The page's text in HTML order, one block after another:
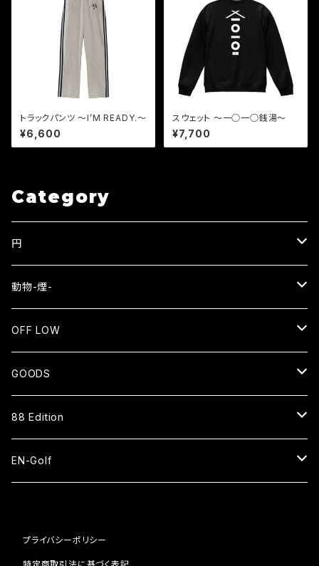
トラックパンツ 〜I’M READY.〜
¥6,600
スウェット 〜一○一○銭湯〜
¥7,700
Category
円
EN
長袖Tシャツ
スウェット
動物-煙-
NEKO⇄OKEN
長袖Tシャツ
バッグ
SMOKE WOLF⇄狼煙
EN=猿
OFF LOW
SENTO
長袖Tシャツ
パーカー
ブルゾン
GOODS
CAP
HAT
BAG
88 Edition
ベースボールシャツ
キャップ
EN-Golf
ピステ
PAR109 2H
プライバシーポリシー